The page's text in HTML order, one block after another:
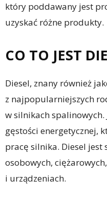
który poddawany jest
uzyskać różne produkty.
CO TO JEST
Diesel, znany również
z najpopularniejszych
w silnikach
gęstości energetycznej,
pracę silnika. Diesel jest
osobowych,
i urządzeniach.